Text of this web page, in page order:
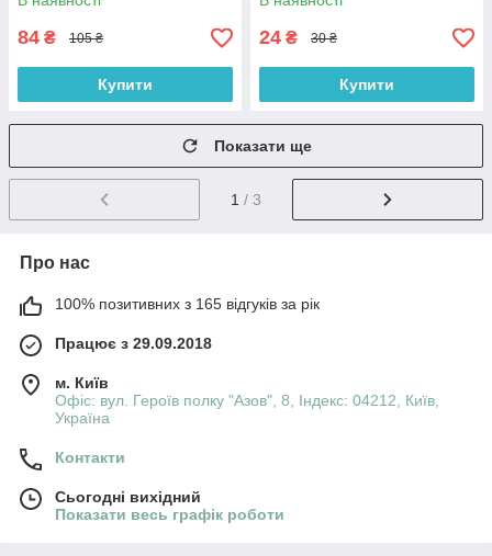
84 ₴ 105 ₴
Купити
24 ₴ 30 ₴
Купити
Показати ще
1 / 3
Про нас
100% позитивних з 165 відгуків за рік
Працює з 29.09.2018
м. Київ
Офіс: вул. Героїв полку "Азов", 8, Індекс: 04212, Київ,
Україна
Контакти
Сьогодні вихідний
Показати весь графік роботи